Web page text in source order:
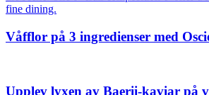
Våfflor på 3 ingredienser med
Upplev lyxen av Baerii-kaviar på